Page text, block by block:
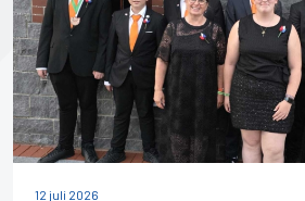
12 juli 2026